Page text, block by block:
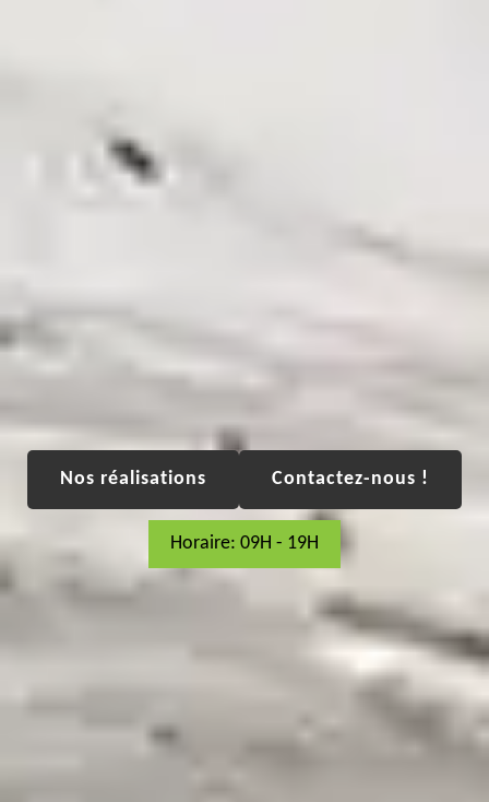
Nos réalisations Contactez-nous !
Horaire: 09H - 19H